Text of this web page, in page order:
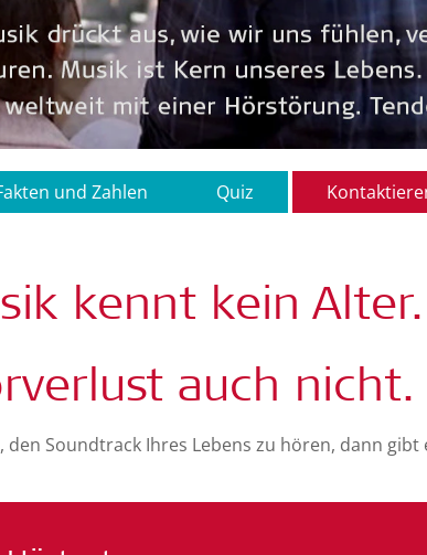
und Zahlen Quiz
kennt kein Alter.
auch nicht.
den Soundtrack Ihres Lebens zu hören, dann gibt